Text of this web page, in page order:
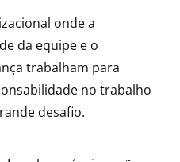
onde a
da equipe e o
trabalham para
no trabalho
desafio.